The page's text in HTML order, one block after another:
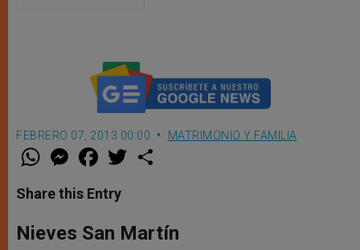
FEBRERO 07, 2013 00:00 MATRIMONIO Y FAMILIA
W
t
s
p
p
M
e
s
e
g
e
F
a
e
b
o
k
w
r
Share this Entry
Nieves San Martín